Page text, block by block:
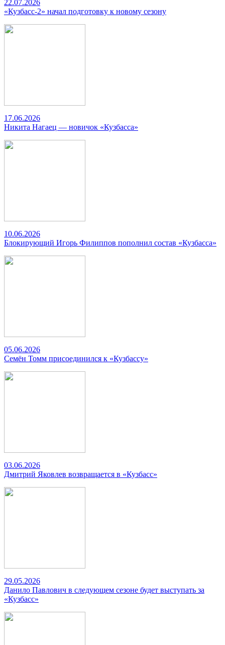
22.07.2026
«Кузбасс-2» начал подготовку к новому сезону
17.06.2026
Никита Нагаец — новичок «Кузбасса»
10.06.2026
Блокирующий Игорь Филиппов пополнил состав «Кузбасса»
05.06.2026
Семён Томм присоединился к «Кузбассу»
03.06.2026
Дмитрий Яковлев возвращается в «Кузбасс»
29.05.2026
Данило Павлович в следующем сезоне будет выступать за
«Кузбасс»